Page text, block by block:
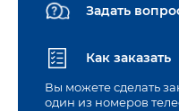
Задать
Как заказать
Вы можете сделать
один из номеров